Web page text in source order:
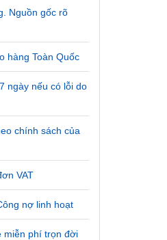
Nguồn gốc rõ
hàng Toàn Quốc
ngày nếu có lỗi do
chính sách của
VAT
nợ linh hoạt
miễn phí trọn đời